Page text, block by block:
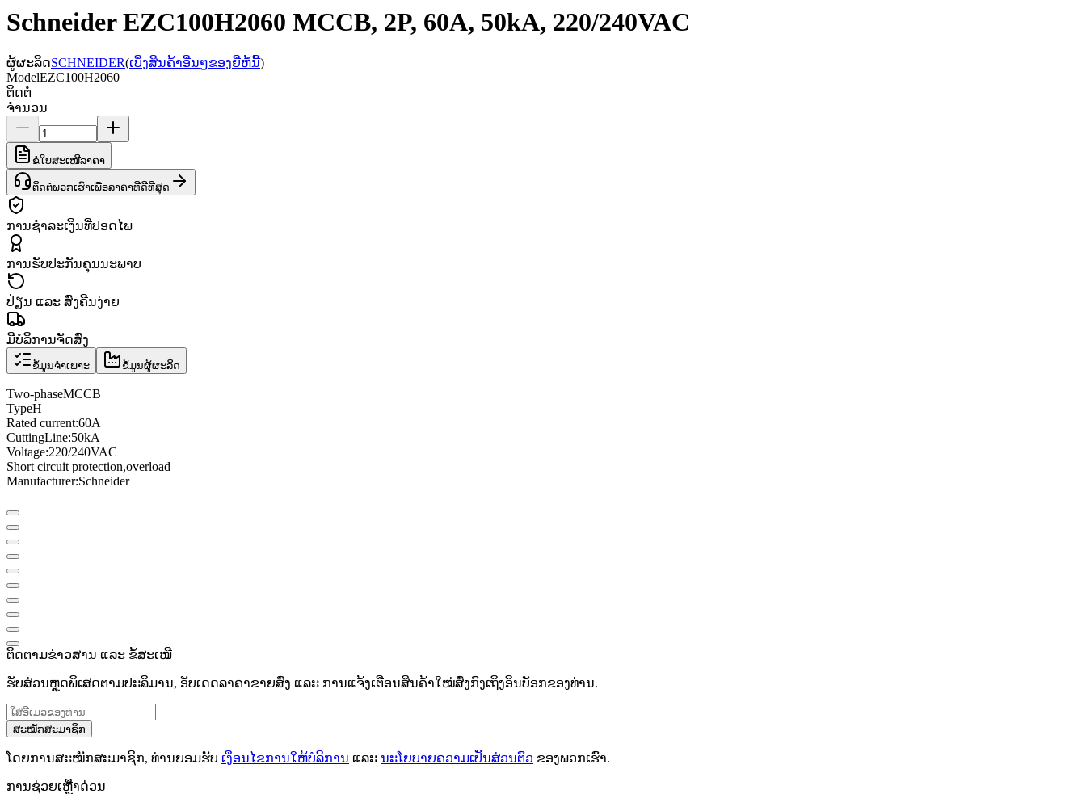
Schneider EZC100H2060 MCCB, 2P, 60A, 50kA, 220/240VAC
ຜູ້ຜະລິດSCHNEIDER(ເບິ່ງສິນຄ້າອື່ນໆຂອງຍີ່ຫໍ້ນີ້)
ModelEZC100H2060
ຕິດຕໍ່
ຈຳນວນ
ຂໍໃບສະເໜີລາຄາ
ຕິດຕໍ່ພວກເຮົາເພື່ອລາຄາທີ່ດີທີ່ສຸດ
ການຊຳລະເງິນທີ່ປອດໄພ
ການຮັບປະກັນຄຸນນະພາບ
ປ່ຽນ ແລະ ສົ່ງຄືນງ່າຍ
ມີບໍລິການຈັດສົ່ງ
ຂໍ້ມູນຈຳເພາະ ຂໍ້ມູນຜູ້ຜະລິດ
Two-phaseMCCB
TypeH
Rated current:60A
CuttingLine:50kA
Voltage:220/240VAC
Short circuit protection,overload
Manufacturer:Schneider
ຕິດຕາມຂ່າວສານ ແລະ ຂໍ້ສະເໜີ
ຮັບສ່ວນຫຼຸດພິເສດຕາມປະລິມານ, ອັບເດດລາຄາຂາຍສົ່ງ ແລະ ການແຈ້ງເຕືອນສິນຄ້າໃໝ່ສົ່ງກົງເຖິງອິນບັອກຂອງທ່ານ.
ສະໝັກສະມາຊິກ
ໂດຍການສະໝັກສະມາຊິກ, ທ່ານຍອມຮັບ ເງື່ອນໄຂການໃຫ້ບໍລິການ ແລະ ນະໂຍບາຍຄວາມເປັນສ່ວນຕົວ ຂອງພວກເຮົາ.
ການຊ່ວຍເຫຼືໍາດ່ວນ